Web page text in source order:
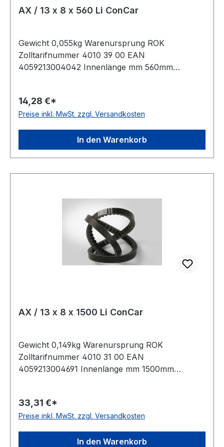
AX / 13 x 8 x 560 Li ConCar
Gewicht 0,055kg Warenursprung ROK
Zolltarifnummer 4010 39 00 EAN
4059213004042 Innenlänge mm 560mm
Ausführung flankenoffen, formgezahnt
antistatisch ja Norm DIN 2215 Material Neoprene
14,28 €*
Preise inkl. MwSt. zzgl. Versandkosten
In den Warenkorb
AX / 13 x 8 x 1500 Li ConCar
Gewicht 0,149kg Warenursprung ROK
Zolltarifnummer 4010 31 00 EAN
4059213004691 Innenlänge mm 1500mm
Ausführung flankenoffen, formgezahnt
antistatisch ja Norm DIN 2234 Material
33,31 €*
Preise inkl. MwSt. zzgl. Versandkosten
In den Warenkorb